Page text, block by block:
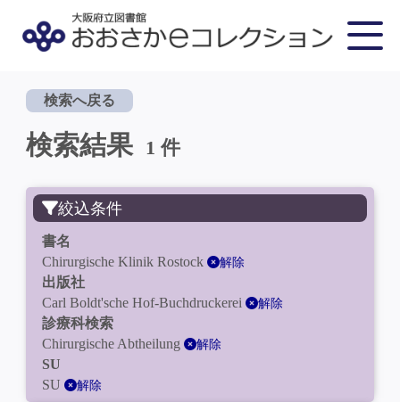
検索へ戻る
検索結果 1 件
絞込条件
書名
Chirurgische Klinik Rostock
解除
出版社
Carl Boldt'sche Hof-Buchdruckerei
解除
診療科検索
Chirurgische Abtheilung
解除
SU
SU
解除